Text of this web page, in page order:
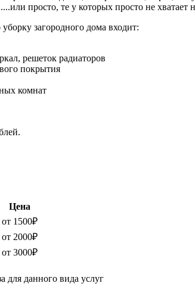
просто, те у которых просто не
загородного дома входит:
решеток радиаторов
покрытия
комнат
Цена
от 1500₽
от 2000₽
от 3000₽
для данного вида услуг